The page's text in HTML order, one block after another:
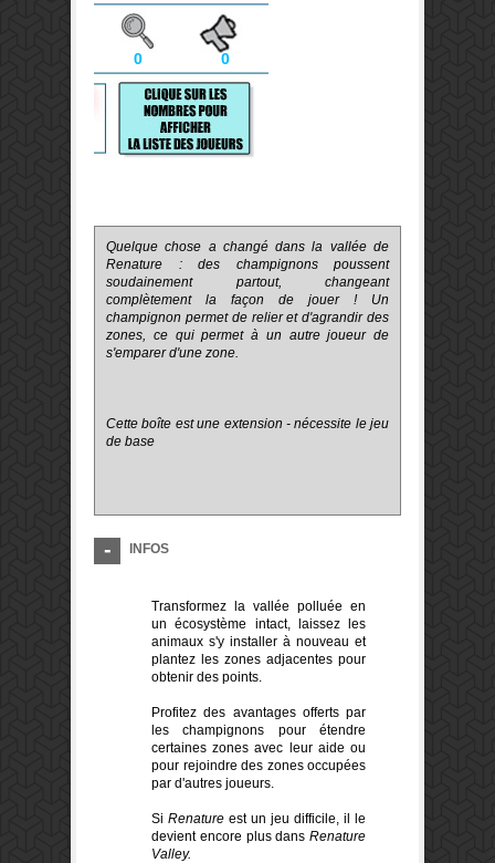
0 0
Quelque chose a changé dans la vallée de
Renature : des champignons poussent
soudainement partout, changeant
complètement la façon de jouer ! Un
champignon permet de relier et d'agrandir des
zones, ce qui permet à un autre joueur de
s'emparer d'une zone.
Cette boîte est une extension - nécessite le jeu
de base
INFOS
Transformez la vallée polluée en
un écosystème intact, laissez les
animaux s'y installer à nouveau et
plantez les zones adjacentes pour
obtenir des points.
Profitez des avantages offerts par
les champignons pour étendre
certaines zones avec leur aide ou
pour rejoindre des zones occupées
par d'autres joueurs.
Si Renature est un jeu difficile, il le
devient encore plus dans Renature
Valley.